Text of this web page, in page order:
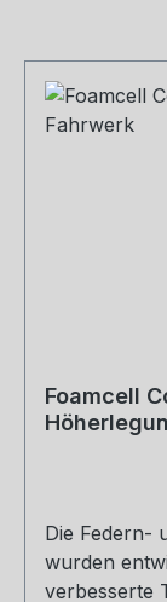
Foamcell
Die Federn-
wurden
verbesserte